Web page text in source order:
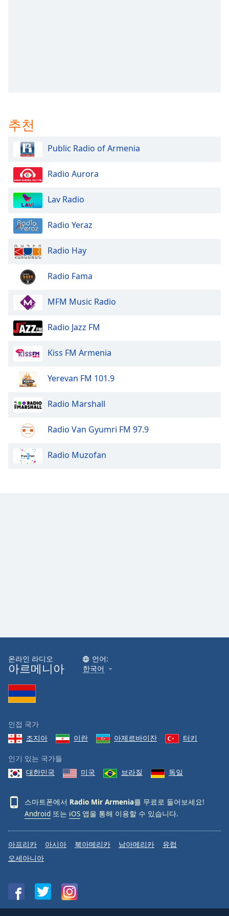
Picture
Fullscreen
modal
dialog
window.
Escape
cancel
window.
Text
Color
Opacity
Background
Style
Font
Family
Reset
Done
Modal
Dialog
End
dialog
window.
추천
Public Radio of Armenia
Radio Aurora
Lav Radio
Radio Yeraz
Radio Hay
Radio Fama
MFM Music Radio
Radio Jazz FM
Kiss FM Armenia
Yerevan FM 101.9
Radio Marshall
Radio Van Gyumri FM 97.9
Radio Muzofan
온라인 라디오
아르메니아
언어:
한국어
인접 국가
조지아
이란 아제르바이잔 터키
인기 있는 국가들
대한민국
미국 브라질 독일
스마트폰에서 Radio Mir Armenia를 무료로 들어보세요!
Android 또는 iOS 앱을 통해 이용할 수 있습니다.
아프리카 아시아 북아메리카 남아메리카
유럽
오세아니아